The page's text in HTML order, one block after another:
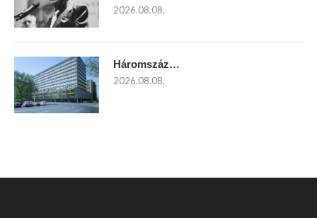
2026.08.08.
Háromszáz…
2026.08.08.